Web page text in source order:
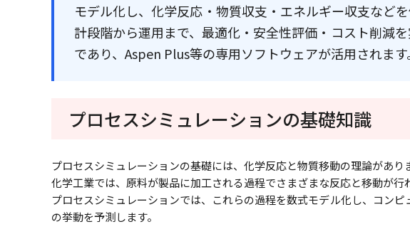
モデル化し、化学反応・物質収支・エネルギー収支など
計段階から運用まで、最適化・安全性評価・コスト削減
であり、Aspen Plus等の専用ソフトウェアが活用されます
プロセスシミュレーションの基礎知識
プロセスシミュレーションの基礎には、化学反応と物質移動の理論があり
化学工業では、原料が製品に加工される過程でさまざまな反応と移動が行
プロセスシミュレーションでは、これらの過程を数式モデル化し、コン
の挙動を予測します。